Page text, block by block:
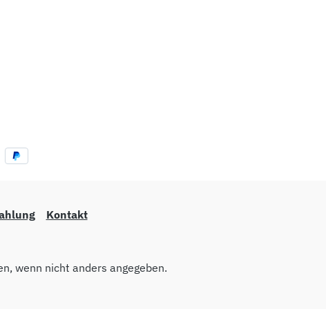
Kontakt
wenn nicht anders angegeben.